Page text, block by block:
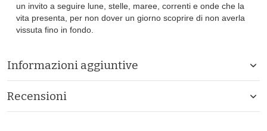
un invito a seguire lune, stelle, maree, correnti e onde che la
vita presenta, per non dover un giorno scoprire di non averla
vissuta fino in fondo.
Informazioni aggiuntive
Recensioni